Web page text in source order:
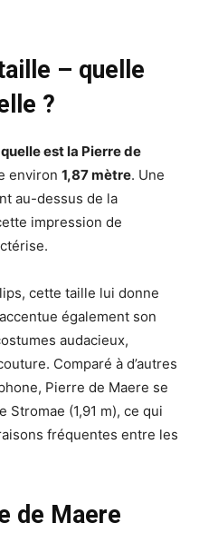
– quelle
?
quelle est la Pierre de
environ 1,87 mètre. Une
au-dessus de la
impression de
cette taille lui donne
également son
audacieux,
Comparé à d’autres
Pierre de Maere se
Stromae (1,91 m), ce qui
fréquentes entre les
de Maere